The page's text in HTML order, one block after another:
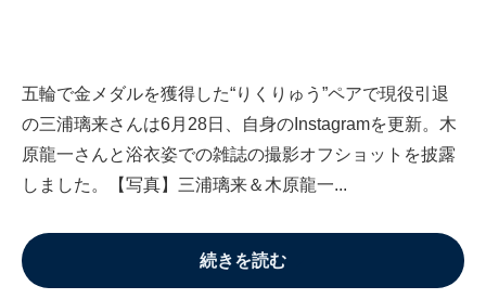
五輪で金メダルを獲得した“りくりゅう”ペアで現役引退
の三浦璃来さんは6月28日、自身のInstagramを更新。木
原龍一さんと浴衣姿での雑誌の撮影オフショットを披露
しました。【写真】三浦璃来＆木原龍一...
続きを読む